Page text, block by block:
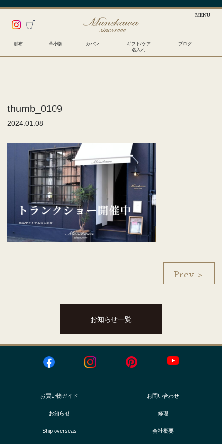
財布 革小物 カバン
ギフト/ケア
名入れ
ブログ
thumb_0109
2024.01.08
Prev ＞
お知らせ一覧
お買い物ガイド お問い合わせ
お知らせ 修理
Ship overseas 会社概要